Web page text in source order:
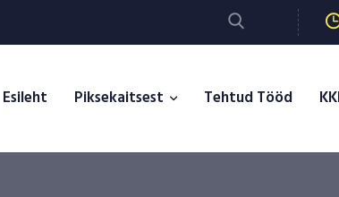
Esileht Piksekaitsest Tehtud Tööd